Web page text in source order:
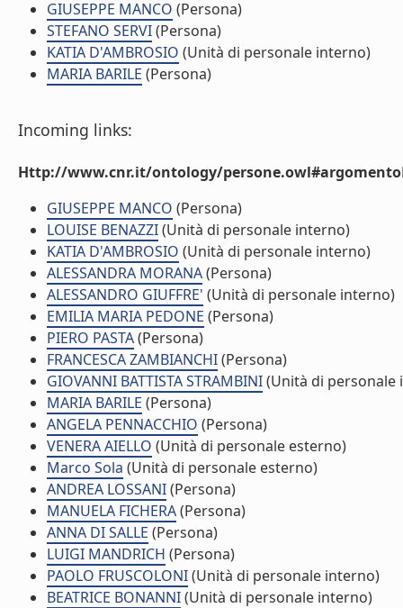
GIUSEPPE MANCO (Persona)
STEFANO SERVI(Persona)
KATIA D'AMBROSIO (Unità di personale interno)
MARIA BARILE (Persona)
Incoming links:
Http://www.cnr.it/ontology/
GIUSEPPE MANCO (Persona)
LOUISE BENAZZI(Unità di personale interno)
KATIA D'AMBROSIO (Unità di personale interno)
ALESSANDRA MORANA(Persona)
ALESSANDRO GIUFFRE' (Unità di personale interno)
EMILIA MARIA PEDONE (Persona)
PIERO PASTA(Persona)
FRANCESCA ZAMBIANCHI(Persona)
GIOVANNI BATTISTA STRAMBINI(Unità di personale
MARIA BARILE (Persona)
ANGELA PENNACCHIO (Persona)
VENERA AIELLO (Unità di personale esterno)
Marco Sola (Unità di personale esterno)
ANDREA LOSSANI(Persona)
MANUELA FICHERA(Persona)
ANNA DI SALLE (Persona)
LUIGI MANDRICH (Persona)
PAOLO FRUSCOLONI(Unità di personale interno)
BEATRICE BONANNI(Unità di personale interno)